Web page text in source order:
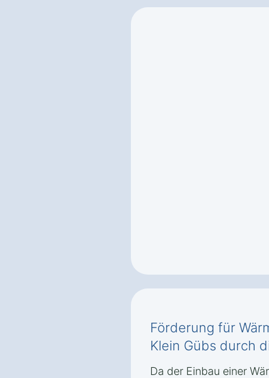
Förderung für
Klein Gübs durch
Da der Einbau einer